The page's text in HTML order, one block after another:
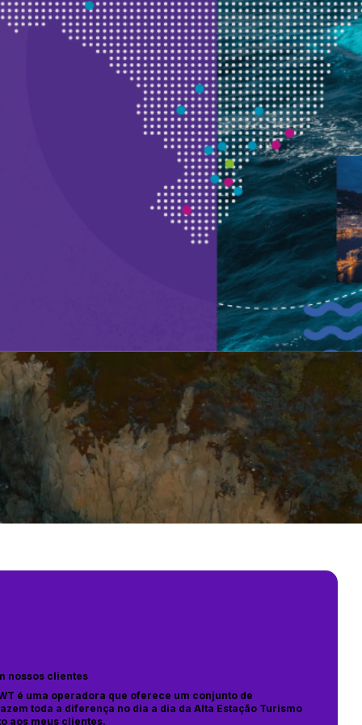
nossos clientes
é uma operadora que oferece um conjunto de
toda a diferença no dia a dia da Alta Estação Turismo
aos meus clientes.